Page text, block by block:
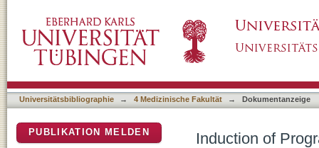
Universitätsbibliographie → 4 Medizinische Fakultät → Dokumentanzeige
Induction of
PUBLIKATION MELDEN